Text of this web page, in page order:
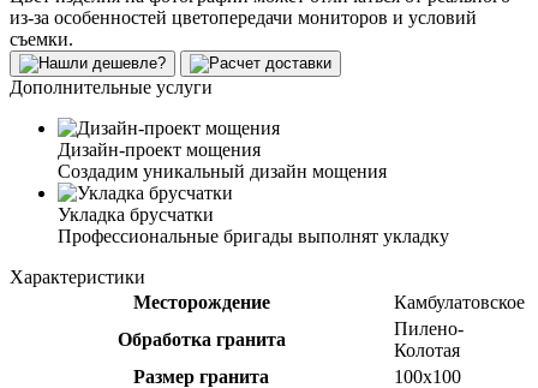
из-за особенностей цветопередачи мониторов и условий
съемки.
Дополнительные услуги
Дизайн-проект мощения
Создадим уникальный дизайн мощения
Укладка брусчатки
Профессиональные бригады выполнят укладку
Характеристики
Месторождение
Камбулатовское
Обработка гранита
Пилено-
Колотая
Размер гранита
100х100